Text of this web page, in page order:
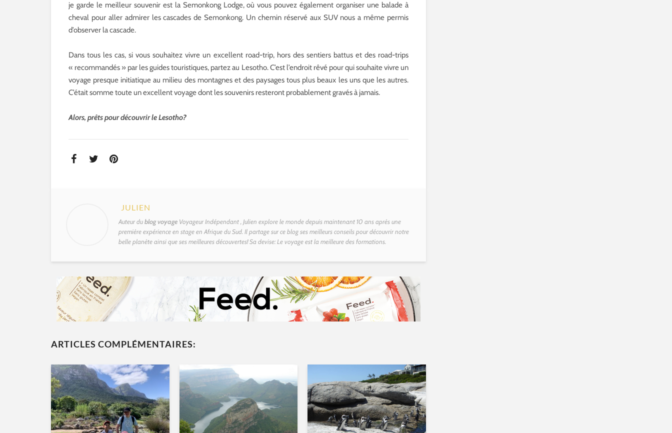
je garde le meilleur souvenir est la Semonkong Lodge, où vous pouvez également organiser une balade à
cheval pour aller admirer les cascades de Semonkong. Un chemin réservé aux SUV nous a même permis
d’observer la cascade.
Dans tous les cas, si vous souhaitez vivre un excellent road-trip, hors des sentiers battus et des road-trips
« recommandés » par les guides touristiques, partez au Lesotho. C’est l’endroit rêvé pour qui souhaite vivre un
voyage presque initiatique au milieu des montagnes et des paysages tous plus beaux les uns que les autres.
C’était somme toute un excellent voyage dont les souvenirs resteront probablement gravés à jamais.
Alors, prêts pour découvrir le Lesotho?
JULIEN
Auteur dublog voyage Voyageur Indépendant , Julien explore le monde depuis maintenant 10 ans après une
première expérience en stage en Afrique du Sud. Il partage sur ce blog ses meilleurs conseils pour découvrir notre
belle planète ainsi que ses meilleures découvertes! Sa devise: Le voyage est la meilleure des formations.
ARTICLES COMPLÉMENTAIRES: